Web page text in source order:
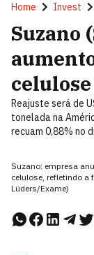
Home Invest
Suzano
Reajuste será de
tonelada na
recuam 0,88% no
Suzano: empresa
celulose, refletindo a
Lüders/Exame)